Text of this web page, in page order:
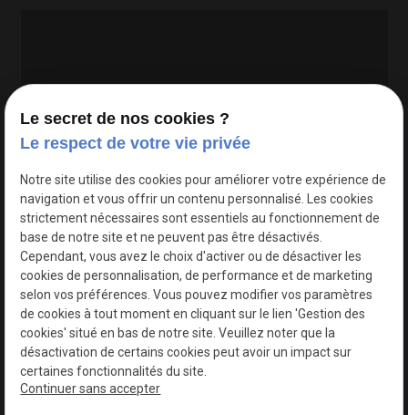
Google Maps Search API est désactivé.
Le secret de nos cookies ?
Le respect de votre vie privée
Notre site utilise des cookies pour améliorer votre expérience de
navigation et vous offrir un contenu personnalisé. Les cookies
strictement nécessaires sont essentiels au fonctionnement de
base de notre site et ne peuvent pas être désactivés.
Cependant, vous avez le choix d'activer ou de désactiver les
cookies de personnalisation, de performance et de marketing
selon vos préférences. Vous pouvez modifier vos paramètres
de cookies à tout moment en cliquant sur le lien 'Gestion des
cookies' situé en bas de notre site. Veuillez noter que la
désactivation de certains cookies peut avoir un impact sur
certaines fonctionnalités du site.
Continuer sans accepter